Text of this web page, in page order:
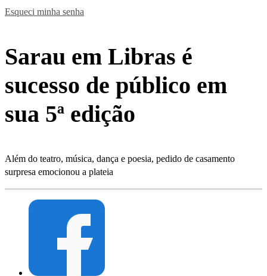
Esqueci minha senha
Sarau em Libras é
sucesso de público em
sua 5ª edição
Além do teatro, música, dança e poesia, pedido de casamento
surpresa emocionou a plateia